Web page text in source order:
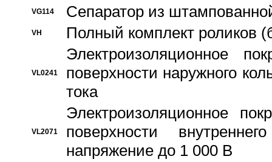
VG114 Сепаратор из
VH Полный комплект роликов
VL0241
Электроизоляционное
поверхности наружного
тока
VL2071
Электроизоляционное
поверхности
напряжение до 1 000 В